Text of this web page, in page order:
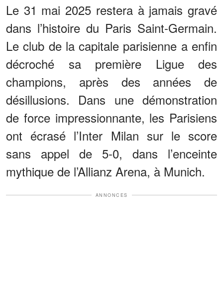
Le 31 mai 2025 restera à jamais gravé
dans l’histoire du Paris Saint-Germain.
Le club de la capitale parisienne a enfin
décroché sa première Ligue des
champions, après des années de
désillusions. Dans une démonstration
de force impressionnante, les Parisiens
ont écrasé l’Inter Milan sur le score
sans appel de 5-0, dans l’enceinte
mythique de l’Allianz Arena, à Munich.
ANNONCES